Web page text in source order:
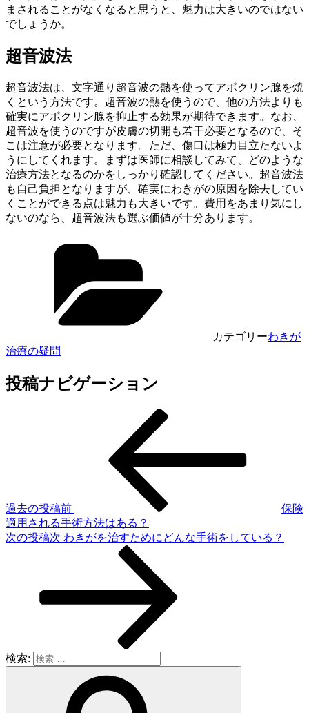
まされることがなくなると思うと、魅力は大きいのではない
でしょうか。
超音波法
超音波法は、文字通り超音波の熱を使ってアポクリン腺を焼
くという方法です。超音波の熱を使うので、他の方法よりも
確実にアポクリン腺を抑止する効果が期待できます。なお、
超音波を使うのですが皮膚の切開も若干必要となるので、そ
こは注意が必要となります。ただ、傷口は極力目立たないよ
うにしてくれます。まずは医師に相談してみて、どのような
治療方法となるのかをしっかり確認してください。超音波法
も自己負担となりますが、確実にわきがの原因を除去してい
くことができる点は魅力も大きいです。費用をあまり気にし
ないのなら、超音波法も選ぶ価値が十分あります。
カテゴリーわきが
治療の疑問
投稿ナビゲーション
過去の投稿前
保険
適用される手術方法はある？
次の投稿次 わきがを治すためにどんな手術をしている？
検索: